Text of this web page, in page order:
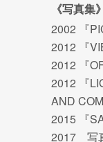
《写真集》
2002 『
2012 『
2012 『
2012 『
AND
2015 『
2017 写